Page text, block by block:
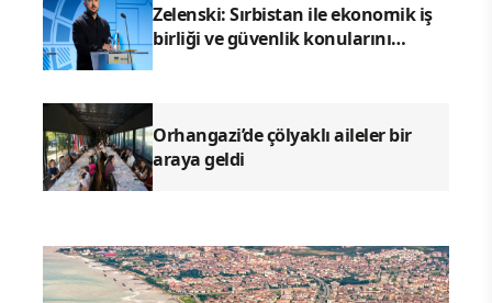
Zelenski: Sırbistan ile ekonomik iş
birliği ve güvenlik konularını
Orhangazi’de çölyaklı aileler bir
araya geldi